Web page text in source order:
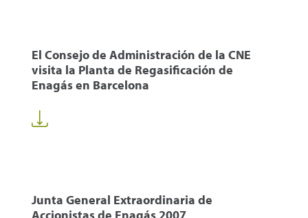
El Consejo de Administración de la CNE
visita la Planta de Regasificación de
Enagás en Barcelona
Junta General Extraordinaria de
Accionistas de Enagás 2007